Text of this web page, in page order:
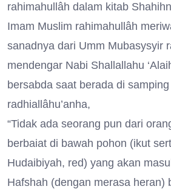
rahimahullâh dalam kitab
Imam Muslim rahimahullâh
sanadnya dari Umm Mubasysyir
mendengar Nabi Shallallahu
bersabda saat berada di
radhiallâhu’anha,
“Tidak ada seorang pun dari
berbaiat di bawah pohon (ikut
Hudaibiyah, red) yang akan
Hafshah (dengan merasa heran)